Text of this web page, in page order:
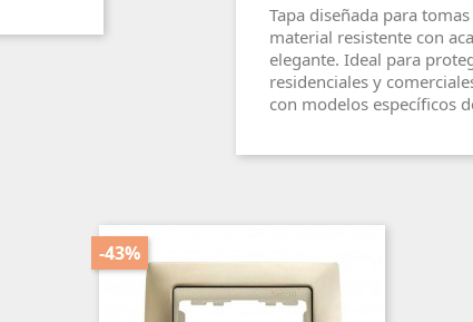
Tapa diseñada para
material resistente con
elegante. Ideal para
residenciales y
con modelos específicos
-43%